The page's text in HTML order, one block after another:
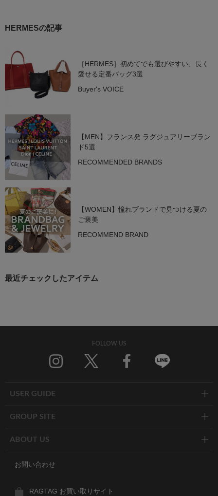
HERMESの記事
［HERMES］初めてでも選びやすい、長く
愛せる定番バッグ3選
Buyer's VOICE
【MEN】フランス発 ラグジュアリーブラン
ド5選
RECOMMENDED BRANDS
【WOMEN】憧れブランドで見つける夏の
ご褒美
RECOMMEND BRAND
最近チェックしたアイテム
FOLLOW US
USER GUIDE
GROUP SITE
ABOUT US
お問い合わせ
RAGTAG お買い取りサイト